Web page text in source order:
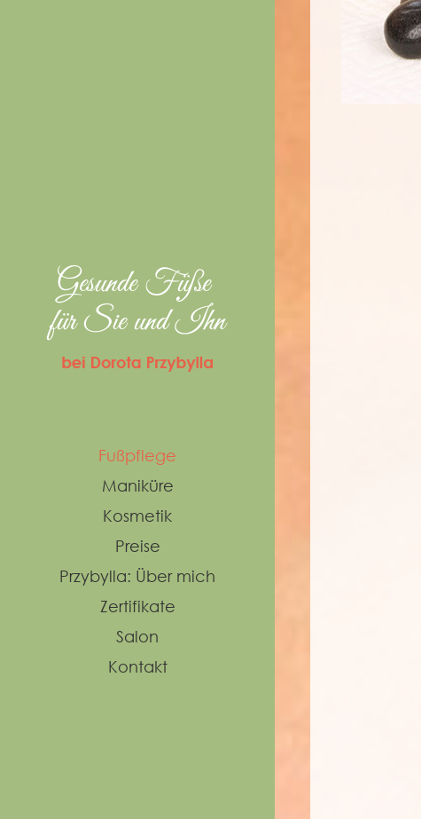
Fußpflege
Maniküre
Kosmetik
Preise
Przybylla: Über mich
Zertifikate
Salon
Kontakt